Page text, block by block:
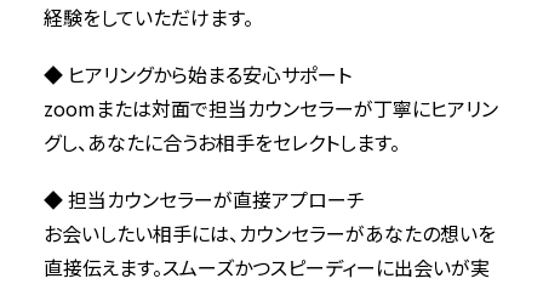
経験をしていただけます。
◆ ヒアリングから始まる安心サポート
zoomまたは対面で担当カウンセラーが丁寧にヒアリン
グし、あなたに合うお相手をセレクトします。
◆ 担当カウンセラーが直接アプローチ
お会いしたい相手には、カウンセラーがあなたの想いを
直接伝えます。スムーズかつスピーディーに出会いが実